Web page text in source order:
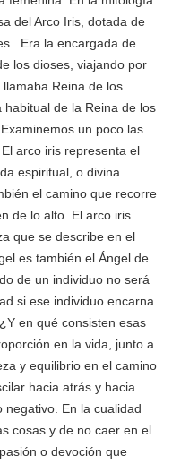
del Arco Iris, dotada de
Era la encargada de
los dioses, viajando por
llamaba Reina de los
de la Reina de los
un poco las
arco iris representa el
espiritual, o divina
el camino que recorre
de lo alto. El arco iris
que se describe en el
es también el Ángel de
de un individuo no será
si ese individuo encarna
en qué consisten esas
en la vida, junto a
y equilibrio en el camino
hacia atrás y hacia
En la cualidad
cosas y de no caer en el
o devoción que